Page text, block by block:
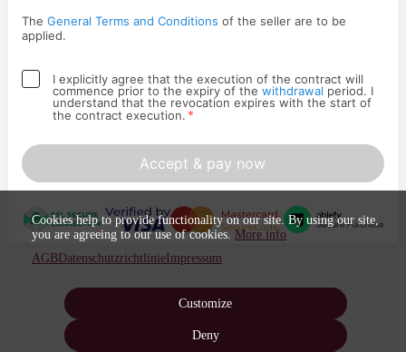
The General Terms and Conditions of the seller are to be
applied.
I explicitly agree that the execution of the contract will
commence prior to the expiry of the withdrawal period. I
understand that the revocation expires with the start of
the contract execution. *
Accept & pay now
Cookies help to provide functionality on our site. By using our site,
you are agreeing to our use of cookies.More info
AGB Datenschutzrichtlinie Impressum
Customize
Deny